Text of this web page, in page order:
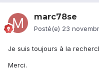
marc78se
Posté(e) 23
Je suis toujours à la
Merci.